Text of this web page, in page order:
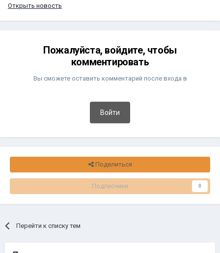
Открыть новость
Пожалуйста, войдите, чтобы
комментировать
Вы сможете оставить комментарий после входа в
Войти
Поделиться
Подписчики 0
Перейти к списку тем